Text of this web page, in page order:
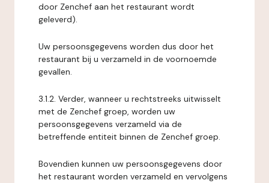
door Zenchef aan het restaurant wordt
geleverd).
Uw persoonsgegevens worden dus door het
restaurant bij u verzameld in de voornoemde
gevallen.
3.1.2. Verder, wanneer u rechtstreeks uitwisselt
met de Zenchef groep, worden uw
persoonsgegevens verzameld via de
betreffende entiteit binnen de Zenchef groep.
Bovendien kunnen uw persoonsgegevens door
het restaurant worden verzameld en vervolgens